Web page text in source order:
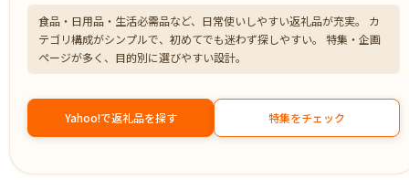
食品・日用品・生活必需品など、日常使いしやすい返礼品が充実。 カ
テゴリ構成がシンプルで、初めてでも迷わず探しやすい。 特集・企画
ページが多く、目的別に選びやすい設計。
Yahoo!で返礼品を探す 特集をチェック